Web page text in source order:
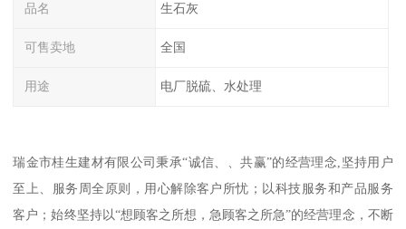
品名 生石灰
可售卖地 全国
用途 电厂脱硫、水处理
瑞金市桂生建材有限公司秉承“诚信、、共赢”的经营理念,坚持用户
至上、服务周全原则，用心解除客户所忧；以科技服务和产品服务
客户；始终坚持以“想顾客之所想，急顾客之所急”的经营理念，不断